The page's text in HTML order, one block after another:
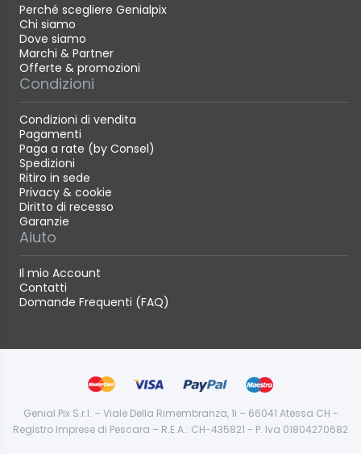
Perché scegliere Genialpix
Chi siamo
Dove siamo
Marchi & Partner
Offerte & promozioni
Condizioni
Condizioni di vendita
Pagamenti
Paga a rate (by Consel)
Spedizioni
Ritiro in sede
Privacy & cookie
Diritto di recesso
Garanzie
Aiuto
Il mio Account
Contatti
Domande Frequenti (FAQ)
Genial Pix S.r.l. – Viale Della Rimembranza, 1i – 66041 Atessa CH -
Registro Imprese di Pescara – R.E.A.: CH-435821 - P. Iva 01804270682